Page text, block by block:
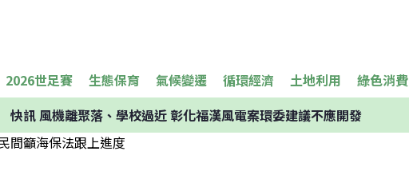
2026世足賽 生態保育 氣候變遷 循環經濟 土地利用 綠色消費
快訊風機離聚落、學校過近 彰化福漢風電案環委建議不應開發